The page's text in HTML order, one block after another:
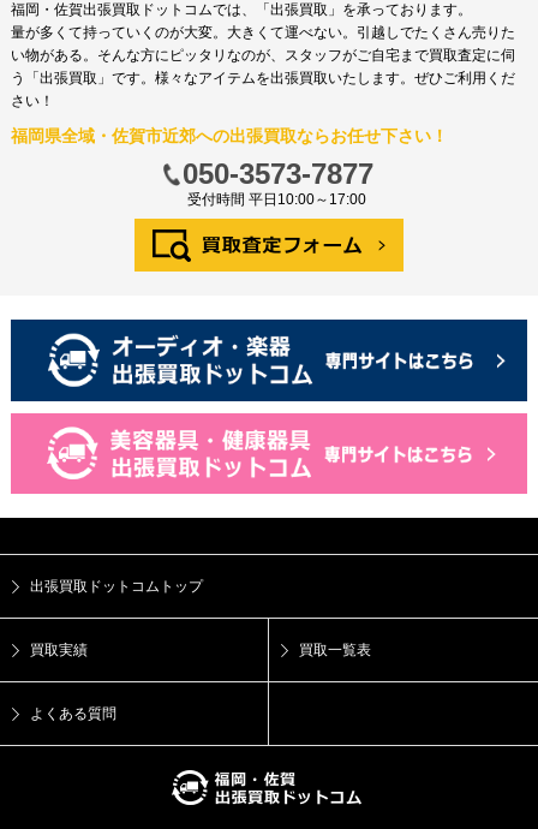
福岡・佐賀出張買取ドットコムでは、「出張買取」を承っております。
量が多くて持っていくのが大変。大きくて運べない。引越しでたくさん売りた
い物がある。そんな方にピッタリなのが、スタッフがご自宅まで買取査定に伺
う「出張買取」です。様々なアイテムを出張買取いたします。ぜひご利用くだ
さい！
福岡県全域・佐賀市近郊への出張買取ならお任せ下さい！
050-3573-7877
受付時間 平日10:00～17:00
出張買取ドットコムトップ
買取実績 買取一覧表
よくある質問